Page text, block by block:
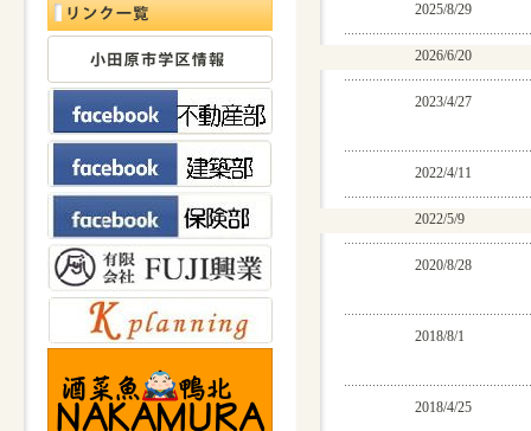
2025/8/29
2026/6/20
2023/4/27
2022/4/11
2022/5/9
2020/8/28
見出しが入ります
2018/8/1
2018/4/25